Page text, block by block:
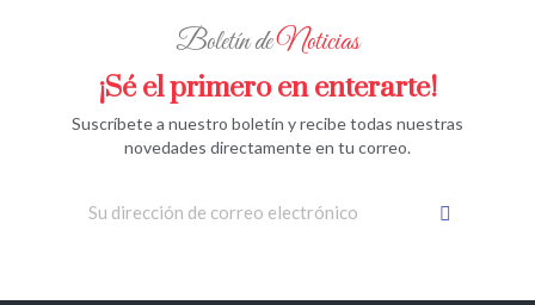
Boletín deNoticias
¡Sé el primero en enterarte!
Suscríbete a nuestro boletín y recibe todas nuestras
novedades directamente en tu correo.